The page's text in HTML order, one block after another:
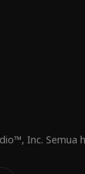
Inc. Semua